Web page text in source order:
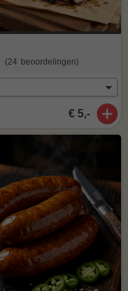
(24 beoordelingen)
€ 5,-